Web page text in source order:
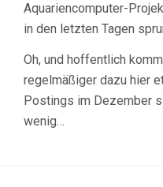
Aquariencomputer-
in den letzten Tagen
Oh, und hoffentlich
regelmäßiger dazu hier
Postings im Dezember
wenig…